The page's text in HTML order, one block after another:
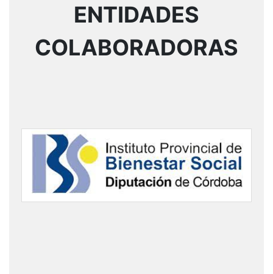
ENTIDADES
COLABORADORAS